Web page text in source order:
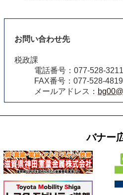
お問い合わせ先
税政課
電話番号：077-528-3211
FAX番号：077-528-4819
メールアドレス：
バナー